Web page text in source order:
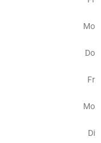
Mo
Do
Fr
Mo
Di